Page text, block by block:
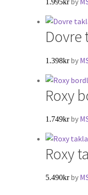
1.995kr
Dovre
1.398kr by
Roxy
1.749kr by
Roxy
5.490kr by